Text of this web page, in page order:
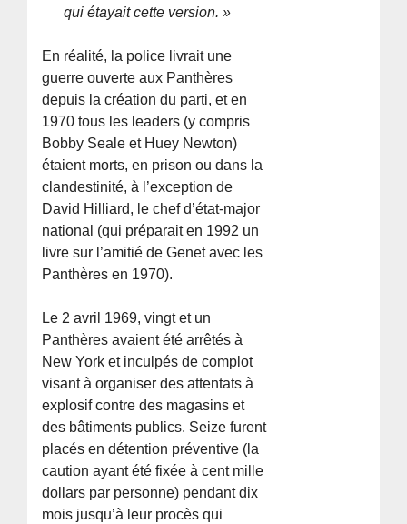
qui étayait cette version. »
En réalité, la police livrait une
guerre ouverte aux Panthères
depuis la création du parti, et en
1970 tous les leaders (y compris
Bobby Seale et Huey Newton)
étaient morts, en prison ou dans la
clandestinité, à l’exception de
David Hilliard, le chef d’état-major
national (qui préparait en 1992 un
livre sur l’amitié de Genet avec les
Panthères en 1970).
Le 2 avril 1969, vingt et un
Panthères avaient été arrêtés à
New York et inculpés de complot
visant à organiser des attentats à
explosif contre des magasins et
des bâtiments publics. Seize furent
placés en détention préventive (la
caution ayant été fixée à cent mille
dollars par personne) pendant dix
mois jusqu’à leur procès qui